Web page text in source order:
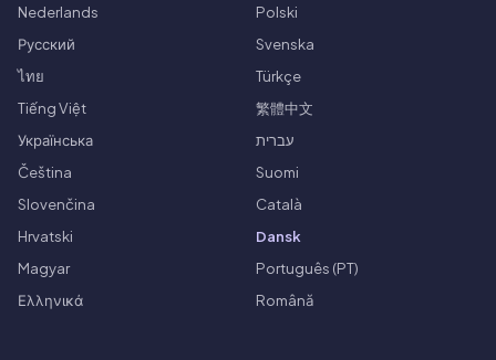
Nederlands
Polski
Русский
Svenska
ไทย
Türkçe
Tiếng Việt
繁體中文
Українська
עברית
Čeština
Suomi
Slovenčina
Català
Hrvatski
Dansk
Magyar
Português (PT)
Ελληνικά
Română